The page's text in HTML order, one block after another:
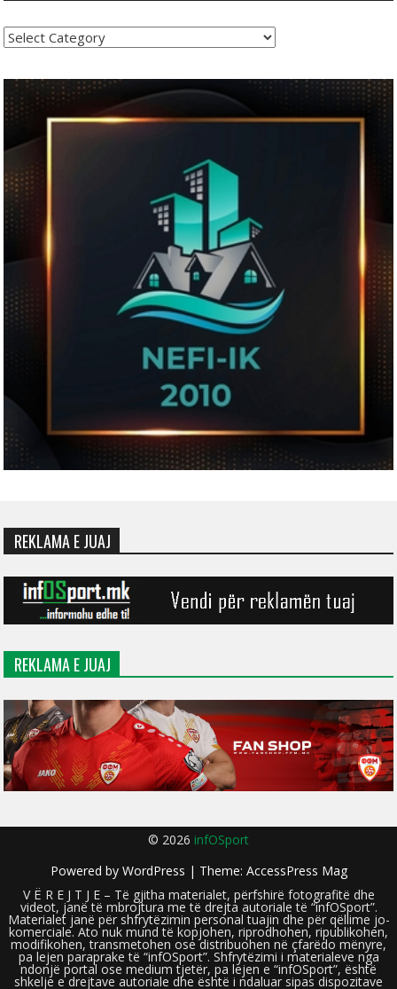
Kategoritë
REKLAMA E JUAJ
REKLAMA E JUAJ
© 2026 infOSport
Powered by WordPress | Theme: AccessPress Mag
V Ë R E J T J E – Të gjitha materialet, përfshirë fotografitë dhe
videot, janë të mbrojtura me të drejta autoriale të “infOSport”.
Materialet janë për shfrytëzimin personal tuajin dhe për qëllime jo-
komerciale. Ato nuk mund të kopjohen, riprodhohen, ripublikohen,
modifikohen, transmetohen ose distribuohen në çfarëdo mënyre,
pa lejen paraprake të “infOSport”. Shfrytëzimi i materialeve nga
ndonjë portal ose medium tjetër, pa lejen e “infOSport”, është
shkelje e drejtave autoriale dhe është i ndaluar sipas dispozitave